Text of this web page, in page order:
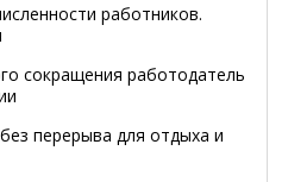
работников.
сокращения работодатель
перерыва для отдыха и